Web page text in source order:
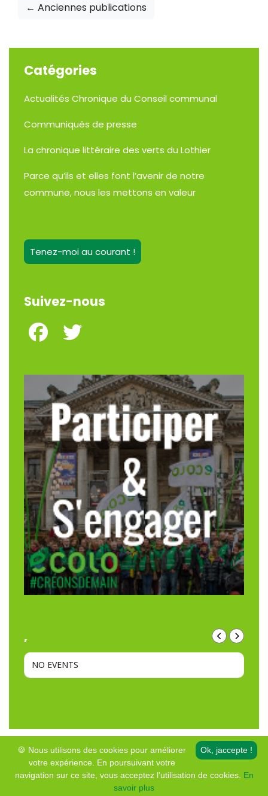
← Anciennes publications
Catégories
Actualités Chronique du Conseil communal
Communiqués de presse
La chronique littéraire des verts du Lothier
Parce qu’ils et elles font l’avenir de notre
commune, nous les mettons en valeur
Tenez-moi au courant !
Suivez-nous
,
NO EVENTS
© Copyright • Ecolo – Genappe
Mentions légales et protection de la vie privée
Ok, jaccepte !
🍪 Nous utilisons des cookies pour améliorer
votre expérience. En poursuivant votre
navigation sur ce site, vous acceptez l'utilisation de cookies. En
savoir plus